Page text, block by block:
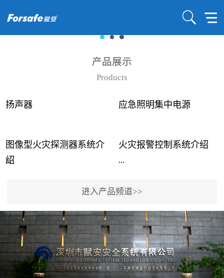
产品展示
Products
扬声器 应急照明集中电源
图像型火灾探测器系统介
绍
...
事故频发，传统的火灾探
测方法已无法满足要求。
尤其是目前众多的大型影
剧院、会议展览中心、体
育馆、大型仓库和隧道空
火灾报警控制系统介绍
...
用了具有仲裁机制和冗余
校验的总线传输技术、线
路状态检测与保护技术、
后向光电感烟探测技术、
高可靠的系统抗干扰技术
进入产品频道>>